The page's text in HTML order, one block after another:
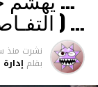
والقتل
السجن لمدة تصل
الأخبار
… (
نشرت منذ
بقلم إدارة